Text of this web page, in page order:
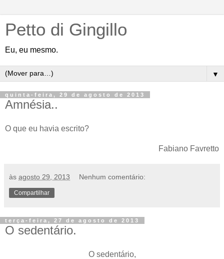
Petto di Gingillo
Eu, eu mesmo.
▼
quinta-feira, 29 de agosto de 2013
Amnésia..
O que eu havia escrito?
Fabiano Favretto
às agosto 29, 2013 Nenhum comentário:
Compartilhar
terça-feira, 27 de agosto de 2013
O sedentário.
O sedentário,